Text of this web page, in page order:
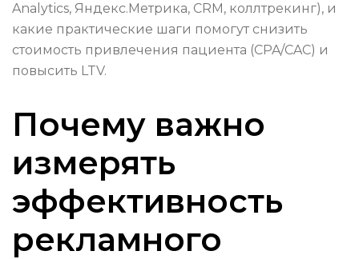
Analytics, Яндекс.Метрика, CRM, коллтрекинг), и
какие практические шаги помогут снизить
стоимость привлечения пациента (CPA/CAC) и
повысить LTV.
Почему важно
измерять
эффективность
рекламного